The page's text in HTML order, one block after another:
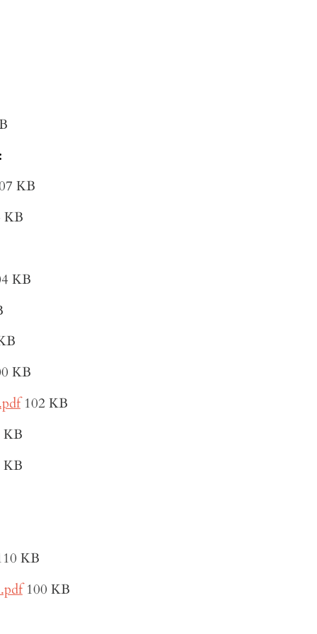
KB
KB
KB
KB
102 KB
KB
KB
KB
100 KB